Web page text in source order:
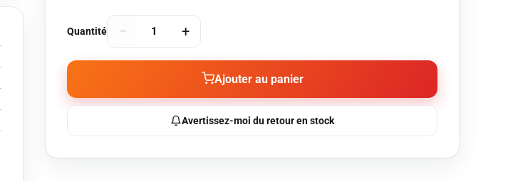
Quantité − +
Ajouter au panier
Avertissez-moi du retour en stock